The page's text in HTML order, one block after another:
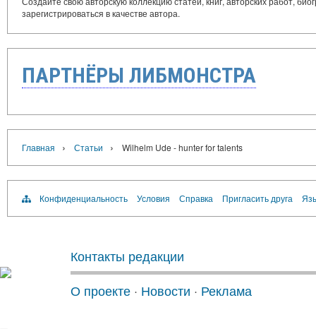
зарегистрироваться в качестве автора.
ПАРТНЁРЫ ЛИБМОНСТРА
Главная › Статьи › Wilhelm Ude - hunter for talents
Конфиденциальность Условия Справка Пригласить друга
Контакты редакции
О проекте · Новости · Реклама